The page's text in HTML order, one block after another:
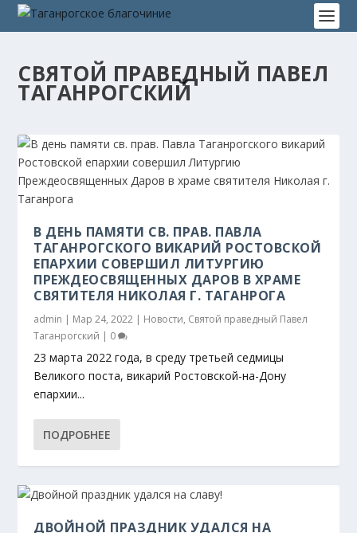
СВЯТОЙ ПРАВЕДНЫЙ ПАВЕЛ
ТАГАНРОГСКИЙ
В ДЕНЬ ПЯТИДЕСЯТНИЦЫ И ПАМЯТИ
СВЯТОГО ПРАВЕДНОГО П...
ОБЩЕЦЕРКОВНАЯ КАНОНИЗАЦИЯ
ПРАВЕДНОГО ПАВЛА ТАГАНРО...
КАНОНИЗАЦИЯ СТАРЦА ПАВЛА
ТАГАНРОГСКОГО: ПРИМЕР СОР...
ПАВЕЛ ТАГАНРОГСКИЙ: ПЕРВЫЙ НА ЮГЕ...
В ДЕНЬ ПАМЯТИ СВ. ПРАВ. ПАВЛА
ТАГАНРОГСКОГО ВИКАРИЙ РОСТОВСКОЙ
ЕПАРХИИ СОВЕРШИЛ ЛИТУРГИЮ
ПРЕЖДЕОСВЯЩЕННЫХ ДАРОВ В ХРАМЕ
СВЯТИТЕЛЯ НИКОЛАЯ Г. ТАГАНРОГА
admin | Мар 24, 2022 | Новости, Святой праведный Павел
Таганрогский | 0
23 марта 2022 года, в среду третьей седмицы
Великого поста, викарий Ростовской-на-Дону
епархии...
ПОДРОБНЕЕ
ДВОЙНОЙ ПРАЗДНИК УДАЛСЯ НА